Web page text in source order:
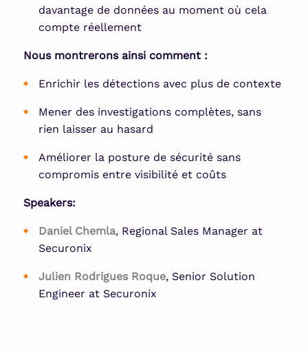
davantage de données au moment où cela
compte réellement
Nous montrerons ainsi comment :
Enrichir les détections avec plus de contexte
Mener des investigations complètes, sans
rien laisser au hasard
Améliorer la posture de sécurité sans
compromis entre visibilité et coûts
Speakers:
Daniel Chemla, Regional Sales Manager at
Securonix
Julien Rodrigues Roque, Senior Solution
Engineer at Securonix